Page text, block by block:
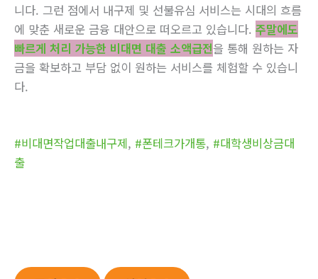
니다. 그런 점에서 내구제 및 선불유심 서비스는 시대의 흐름
에 맞춘 새로운 금융 대안으로 떠오르고 있습니다. 주말에도
빠르게 처리 가능한 비대면 대출 소액급전을 통해 원하는 자
금을 확보하고 부담 없이 원하는 서비스를 체험할 수 있습니
다.
#비대면작업대출내구제, #폰테크가개통, #대학생비상금대
출